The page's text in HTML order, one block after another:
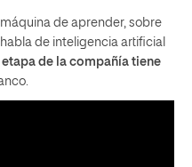
de aprender, sobre
de inteligencia artificial
de la compañía tiene